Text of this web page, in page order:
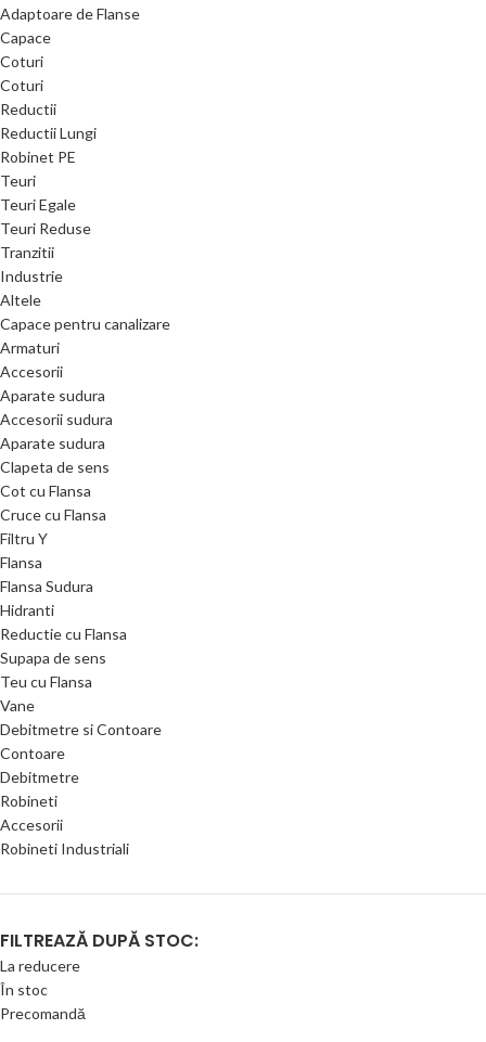
Adaptoare de Flanse
Capace
Coturi
Coturi
Reductii
Reductii Lungi
Robinet PE
Teuri
Teuri Egale
Teuri Reduse
Tranzitii
Industrie
Altele
Capace pentru canalizare
Armaturi
Accesorii
Aparate sudura
Accesorii sudura
Aparate sudura
Clapeta de sens
Cot cu Flansa
Cruce cu Flansa
Filtru Y
Flansa
Flansa Sudura
Hidranti
Reductie cu Flansa
Supapa de sens
Teu cu Flansa
Vane
Debitmetre si Contoare
Contoare
Debitmetre
Robineti
Accesorii
Robineti Industriali
FILTREAZĂ DUPĂ STOC:
La reducere
În stoc
Precomandă